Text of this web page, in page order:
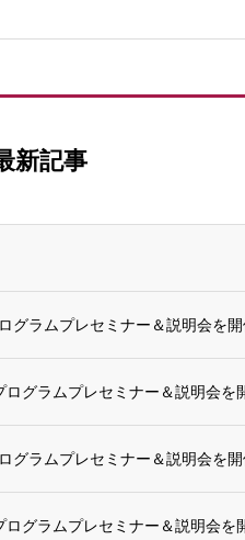
新記事
グラムプレセミナー＆説明会を開
グラムプレセミナー＆説明会を
グラムプレセミナー＆説明会を開
グラムプレセミナー＆説明会を